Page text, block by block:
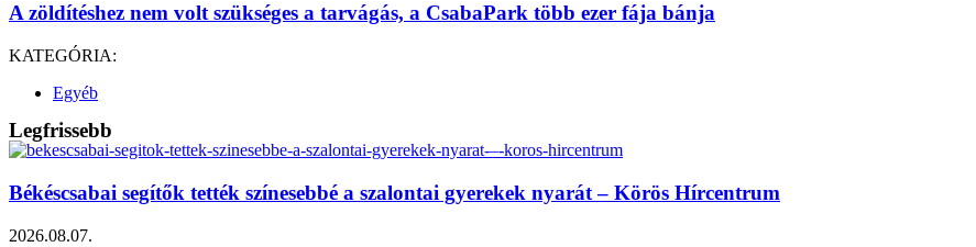
A zöldítéshez nem volt szükséges a tarvágás, a CsabaPark több ezer fája bánja
KATEGÓRIA:
Egyéb
Legfrissebb
Békéscsabai segítők tették színesebbé a szalontai gyerekek nyarát – Körös Hírcentrum
2026.08.07.